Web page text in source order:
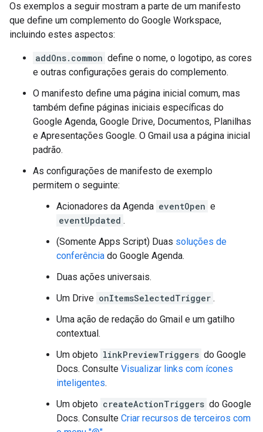
Os exemplos a seguir mostram a parte de um manifesto
que define um complemento do Google Workspace,
incluindo estes aspectos:
addOns.common define o nome, o logotipo, as cores
e outras configurações gerais do complemento.
O manifesto define uma página inicial comum, mas
também define páginas iniciais específicas do
Google Agenda, Google Drive, Documentos, Planilhas
e Apresentações Google. O Gmail usa a página inicial
padrão.
As configurações de manifesto de exemplo
permitem o seguinte:
Acionadores da Agenda eventOpen e
eventUpdated .
(Somente Apps Script) Duas soluções de
conferência do Google Agenda.
Duas ações universais.
Um Drive onItemsSelectedTrigger .
Uma ação de redação do Gmail e um gatilho
contextual.
Um objeto linkPreviewTriggers do Google
Docs. Consulte Visualizar links com ícones
inteligentes.
Um objeto createActionTriggers do Google
Docs. Consulte Criar recursos de terceiros com